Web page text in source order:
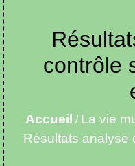
contrôle
Accueil / La vie
Résultats analyse